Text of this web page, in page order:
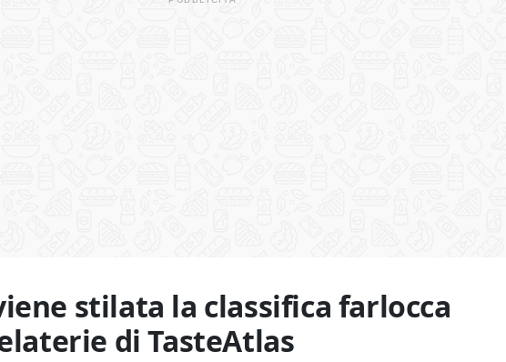
stilata la classifica farlocca
di TasteAtlas